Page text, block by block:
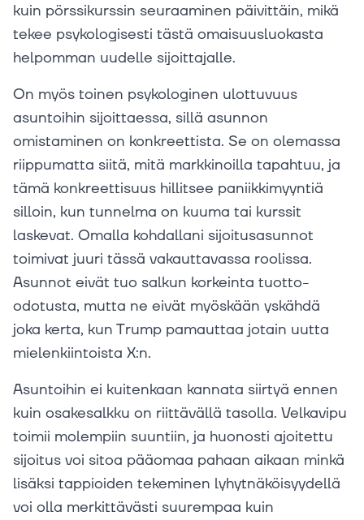
kuin pörssikurssin seuraaminen päivittäin, mikä
tekee psykologisesti tästä omaisuusluokasta
helpomman uudelle sijoittajalle.
On myös toinen psykologinen ulottuvuus
asuntoihin sijoittaessa, sillä asunnon
omistaminen on konkreettista. Se on olemassa
riippumatta siitä, mitä markkinoilla tapahtuu, ja
tämä konkreettisuus hillitsee paniikkimyyntiä
silloin, kun tunnelma on kuuma tai kurssit
laskevat. Omalla kohdallani sijoitusasunnot
toimivat juuri tässä vakauttavassa roolissa.
Asunnot eivät tuo salkun korkeinta tuotto-
odotusta, mutta ne eivät myöskään yskähdä
joka kerta, kun Trump pamauttaa jotain uutta
mielenkiintoista X:n.
Asuntoihin ei kuitenkaan kannata siirtyä ennen
kuin osakesalkku on riittävällä tasolla. Velkavipu
toimii molempiin suuntiin, ja huonosti ajoitettu
sijoitus voi sitoa pääomaa pahaan aikaan minkä
lisäksi tappioiden tekeminen lyhytnäköisyydellä
voi olla merkittävästi suurempaa kuin